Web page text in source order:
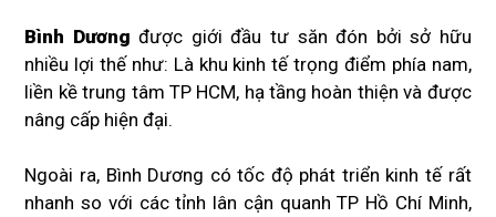
Bình Dương được giới đầu tư săn đón bởi sở hữu
nhiều lợi thế như: Là khu kinh tế trọng điểm phía nam,
liền kề trung tâm TP HCM, hạ tầng hoàn thiện và được
nâng cấp hiện đại.
Ngoài ra, Bình Dương có tốc độ phát triển kinh tế rất
nhanh so với các tỉnh lân cận quanh TP Hồ Chí Minh,